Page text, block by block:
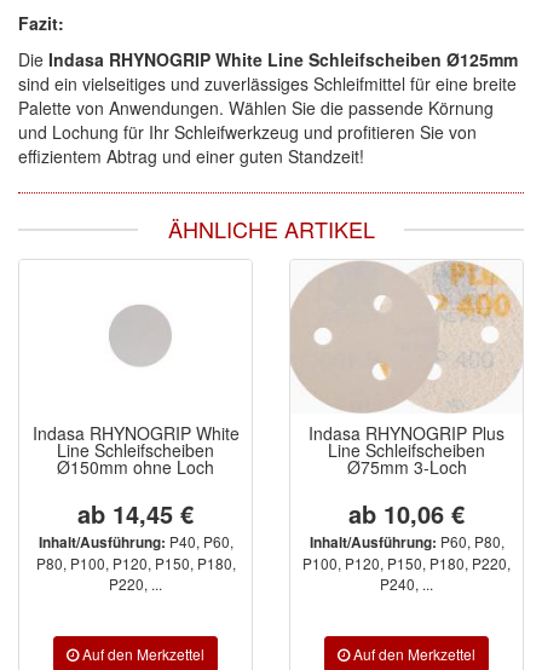
Fazit:
Die Indasa RHYNOGRIP White Line Schleifscheiben Ø125mm
sind ein vielseitiges und zuverlässiges Schleifmittel für eine breite
Palette von Anwendungen. Wählen Sie die passende Körnung
und Lochung für Ihr Schleifwerkzeug und profitieren Sie von
effizientem Abtrag und einer guten Standzeit!
ÄHNLICHE ARTIKEL
Indasa RHYNOGRIP White
Line Schleifscheiben
Ø150mm ohne Loch
ab 14,45 €
Inhalt/Ausführung: P40, P60,
P80, P100, P120, P150, P180,
P220, ...
Indasa RHYNOGRIP Plus
Line Schleifscheiben
Ø75mm 3-Loch
ab 10,06 €
Inhalt/Ausführung: P60, P80,
P100, P120, P150, P180, P220,
P240, ...